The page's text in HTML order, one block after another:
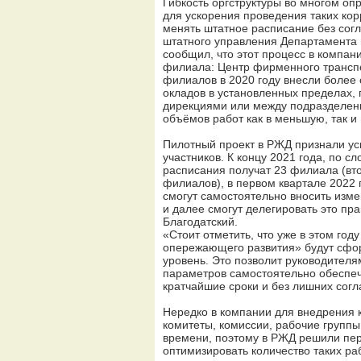
для ускорения проведения таких
менять штатное расписание без
штатного управления
сообщил, что этот процесс в
филиала: Центр фирменного
филиалов в 2020 году внесли
окладов в установленных
дирекциями или между
объёмов работ как в меньшую, так
Пилотный проект в РЖД признали
участников. К концу 2021 года, по
расписания получат 23 филиала
филиалов), в первом квартале
смогут самостоятельно вносить
и далее смогут делегировать это
Благодатский.
«Стоит отметить, что уже в этом
опережающего развития» будут
уровень. Это позволит
параметров самостоятельно
кратчайшие сроки и без лишних
Нередко в компании для внедрения
комитеты, комиссии, рабочие
времени, поэтому в РЖД решили
оптимизировать количество таких